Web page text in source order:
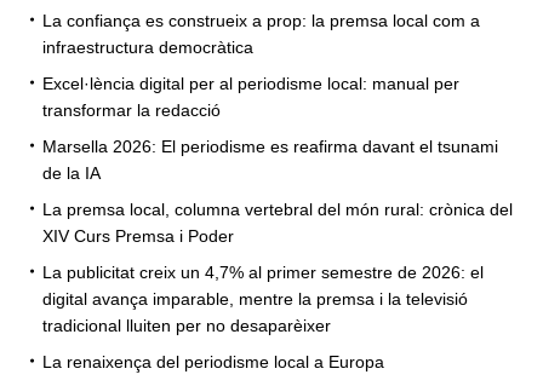
La confiança es construeix a prop: la premsa local com a
infraestructura democràtica
Excel·lència digital per al periodisme local: manual per
transformar la redacció
Marsella 2026: El periodisme es reafirma davant el tsunami
de la IA
La premsa local, columna vertebral del món rural: crònica del
XIV Curs Premsa i Poder
La publicitat creix un 4,7% al primer semestre de 2026: el
digital avança imparable, mentre la premsa i la televisió
tradicional lluiten per no desaparèixer
La renaixença del periodisme local a Europa